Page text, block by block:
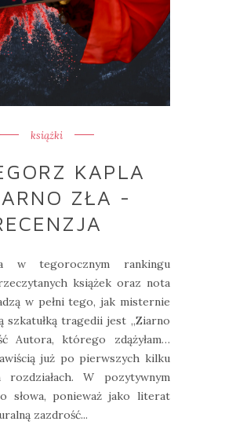
książki
KAPLA
ZŁA -
w tegorocznym rankingu
książek oraz nota
w pełni tego, jak misternie
szkatułką tragedii jest „Ziarno
Autora, którego zdążyłam…
już po pierwszych kilku
rozdziałach. W pozytywnym
słowa, ponieważ jako literat
zazdrość...